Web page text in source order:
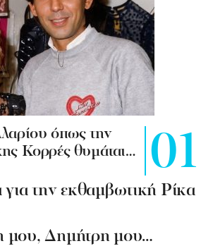
όπως την
Κορρές θυμάται…
για την εκθαμβωτική Ρίκα
μου, Δημήτρη μου…